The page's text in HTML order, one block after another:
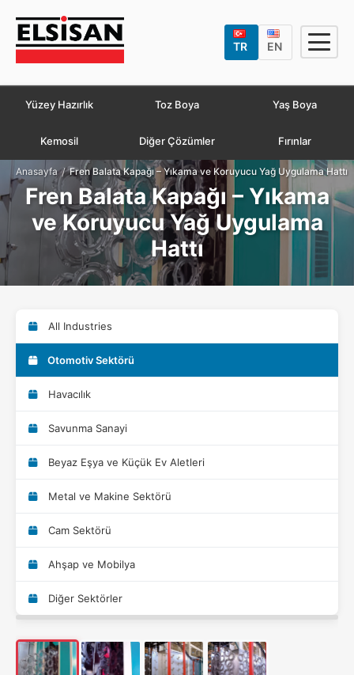
TR EN
Yüzey Hazırlık Toz Boya Yaş Boya
Kemosil Diğer Çözümler Fırınlar
Anasayfa / Fren Balata Kapağı – Yıkama ve Koruyucu Yağ Uygulama Hattı
Fren Balata Kapağı – Yıkama
ve Koruyucu Yağ Uygulama
Hattı
All Industries
Otomotiv Sektörü
Havacılık
Savunma Sanayi
Beyaz Eşya ve Küçük Ev Aletleri
Metal ve Makine Sektörü
Cam Sektörü
Ahşap ve Mobilya
Diğer Sektörler